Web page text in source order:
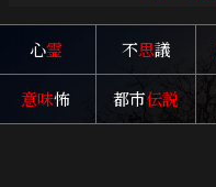
心霊 不思議
意味怖 都市伝説